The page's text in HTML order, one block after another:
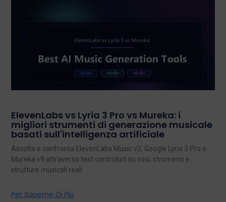
ElevenLabs vs Lyria 3 Pro vs Mureka: i
migliori strumenti di generazione musicale
basati sull'intelligenza artificiale
Ascolta e confronta ElevenLabs Music v2, Google Lyria 3 Pro e
Mureka v9 attraverso test controllati su voci, strumenti e
strutture musicali reali.
Per Saperne Di Più